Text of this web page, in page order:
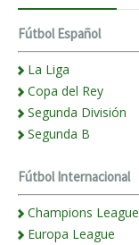
Fútbol Español
La Liga
Copa del Rey
Segunda División
Segunda B
Fútbol Internacional
Champions League
Europa League